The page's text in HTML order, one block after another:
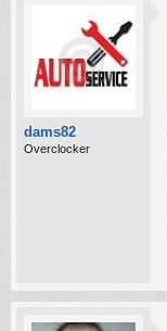
dams82
Overclocker